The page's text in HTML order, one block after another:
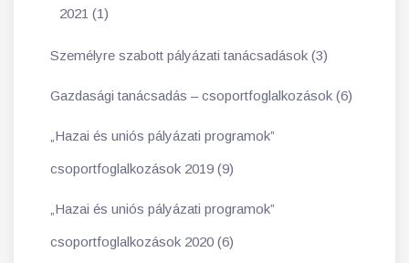
2021 (1)
Személyre szabott pályázati tanácsadások (3)
Gazdasági tanácsadás – csoportfoglalkozások (6)
„Hazai és uniós pályázati programok”
csoportfoglalkozások 2019 (9)
„Hazai és uniós pályázati programok”
csoportfoglalkozások 2020 (6)